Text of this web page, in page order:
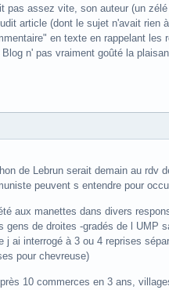
assez vite, son auteur (un
article (dont le sujet n'avait rien
en texte en rappelant les
n' pas vraiment goûté la
de Lebrun serait demain au rdv
peuvent s entendre pour
aux manettes dans divers
de droites -gradés de l UMP
ai interrogé à 3 ou 4 reprises
pour chevreuse)
10 commerces en 3 ans,